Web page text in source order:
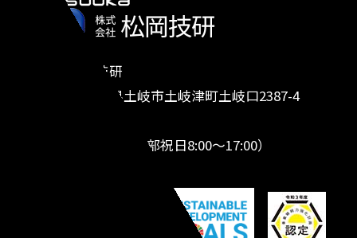
株式会社 松岡技研
〒509-5122 岐阜県土岐市土岐津町土岐口2387-4
（営業時間 平日、一部祝日8:00～17:00）